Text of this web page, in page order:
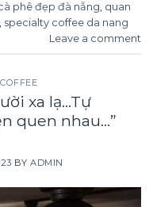
phê đẹp đà nẵng, quan
, specialty coffee da nang
Leave a comment
xa lạ…Tự
quen nhau…”
BYADMIN